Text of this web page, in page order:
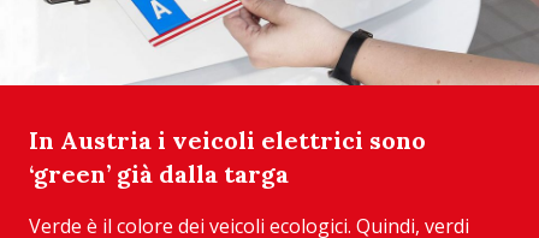
In Austria i veicoli elettrici sono
‘green’ già dalla targa
Verde è il colore dei veicoli ecologici. Quindi, verdi